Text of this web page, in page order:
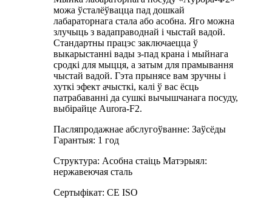
можа ўсталёўвацца пад дошкай
лабараторнага стала або асобна. Яго можна
злучыць з вадаправоднай і чыстай вадой.
Стандартны працэс заключаецца ў
выкарыстанні вады з-пад крана і мыйнага
сродкі для мыцця, а затым для прамывання
чыстай вадой. Гэта прынясе вам зручны і
хуткі эфект ачысткі, калі ў вас ёсць
патрабаванні да сушкі вычышчанага посуду,
выбірайце Aurora-F2.
Пасляпродажнае абслугоўванне: Заўсёды
Гарантыя: 1 год
Структура: Асобна стаіць Матэрыял:
нержавеючая сталь
Сертыфікат: CE ISO